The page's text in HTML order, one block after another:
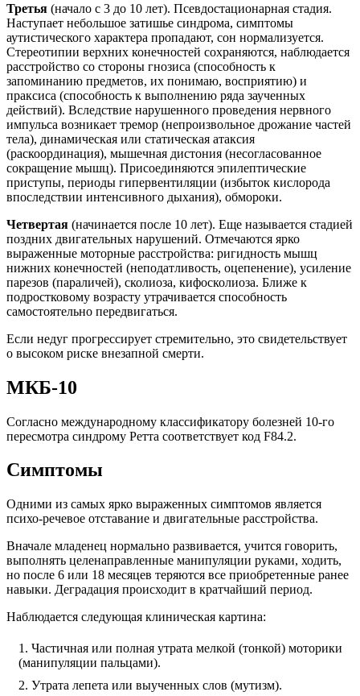
Третья (начало с 3 до 10 лет). Псевдостационарная стадия.
Наступает небольшое затишье синдрома, симптомы
аутистического характера пропадают, сон нормализуется.
Стереотипии верхних конечностей сохраняются, наблюдается
расстройство со стороны гнозиса (способность к
запоминанию предметов, их понимаю, восприятию) и
праксиса (способность к выполнению ряда заученных
действий). Вследствие нарушенного проведения нервного
импульса возникает тремор (непроизвольное дрожание частей
тела), динамическая или статическая атаксия
(раскоординация), мышечная дистония (несогласованное
сокращение мышц). Присоединяются эпилептические
приступы, периоды гипервентиляции (избыток кислорода
впоследствии интенсивного дыхания), обмороки.
Четвертая (начинается после 10 лет). Еще называется стадией
поздних двигательных нарушений. Отмечаются ярко
выраженные моторные расстройства: ригидность мышц
нижних конечностей (неподатливость, оцепенение), усиление
парезов (параличей), сколиоза, кифосколиоза. Ближе к
подростковому возрасту утрачивается способность
самостоятельно передвигаться.
Если недуг прогрессирует стремительно, это свидетельствует
о высоком риске внезапной смерти.
МКБ-10
Согласно международному классификатору болезней 10-го
пересмотра синдрому Ретта соответствует код F84.2.
Симптомы
Одними из самых ярко выраженных симптомов является
психо-речевое отставание и двигательные расстройства.
Вначале младенец нормально развивается, учится говорить,
выполнять целенаправленные манипуляции руками, ходить,
но после 6 или 18 месяцев теряются все приобретенные ранее
навыки. Деградация происходит в кратчайший период.
Наблюдается следующая клиническая картина:
Частичная или полная утрата мелкой (тонкой) моторики
(манипуляции пальцами).
Утрата лепета или выученных слов (мутизм).